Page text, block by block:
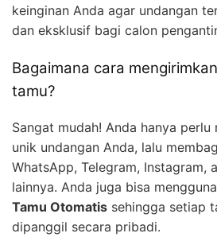
keinginan Anda agar undangan
dan eksklusif bagi calon
Bagaimana cara
tamu?
Sangat mudah! Anda hanya
unik undangan Anda, lalu
WhatsApp, Telegram, Instagram,
lainnya. Anda juga bisa
Tamu Otomatis sehingga setiap
dipanggil secara pribadi.